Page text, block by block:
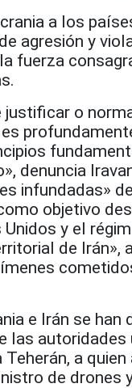
a los
agresión y
fuerza
justificar o
denuncia
infundadas»
objetivo
y el
de Irán»,
e Irán se
las autoridades
a
de drones